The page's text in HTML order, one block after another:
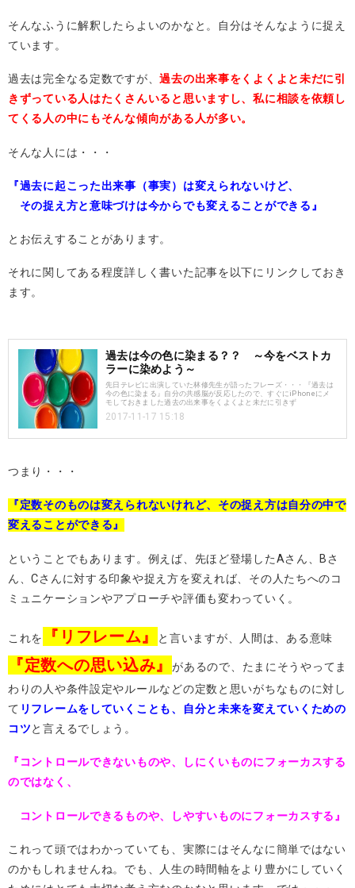
そんなふうに解釈したらよいのかなと。自分はそんなように捉え
ています。
過去は完全なる定数ですが、過去の出来事をくよくよと未だに引
きずっている人はたくさんいると思いますし、私に相談を依頼し
てくる人の中にもそんな傾向がある人が多い。
そんな人には・・・
『過去に起こった出来事（事実）は変えられないけど、
その捉え方と意味づけは今からでも変えることができる』
とお伝えすることがあります。
それに関してある程度詳しく書いた記事を以下にリンクしておき
ます。
過去は今の色に染まる？？ ～今をベストカ
ラーに染めよう～
先日テレビに出演していた林修先生が語ったフレーズ・・・『過去は
今の色に染まる』自分の共感脳が反応したので、すぐにiPhoneにメ
モしておきました過去の出来事をくよくよと未だに引きず
2017-11-17 15:18
つまり・・・
『定数そのものは変えられないけれど、その捉え方は自分の中で
変えることができる』
ということでもあります。例えば、先ほど登場したAさん、Bさ
ん、Cさんに対する印象や捉え方を変えれば、その人たちへのコ
ミュニケーションやアプローチや評価も変わっていく。
これを 『リフレーム』 と言いますが、人間は、ある意味
『定数への思い込み』があるので、たまにそうやってま
わりの人や条件設定やルールなどの定数と思いがちなものに対し
て リフレームをしていくことも、自分と未来を変えていくための
コツと言えるでしょう。
『コントロールできないものや、しにくいものにフォーカスする
のではなく、
コントロールできるものや、しやすいものにフォーカスする』
これって頭ではわかっていても、実際にはそんなに簡単ではない
のかもしれませんね。でも、人生の時間軸をより豊かにしていく